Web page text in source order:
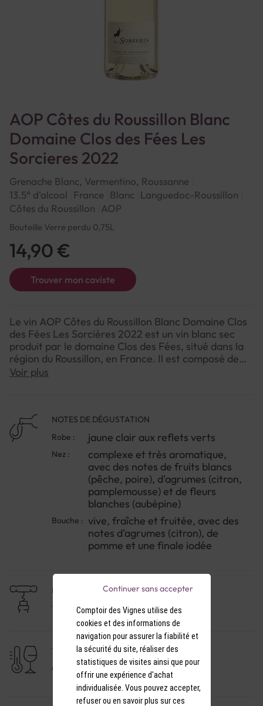
AOP Côtes du Roussillon Blanc
Domaine Clos des Fées Les
Sorcieres 2022
Grenache Blanc, Vermentino, Roussanne
13.5° d'alcool
France Blanc
Languedoc-Roussillon
Côtes du Roussillon AOP
Bouteille Verre perdu 0,75L
Trouver mon caviste
14,90 €
Le vin AOP Côtes du Roussillon Blanc Domaine Clos
des Fées Les Sorcières 2022 est un vin blanc sec
produit par le domaine Clos des Fées, situé dans la
région du Roussillon, en France. Il est composé de
trois cépages principaux : le vermentino (50 %), la
nez est complexe et très aromatique, avec des
notes de fruits blancs (pêche, poire), d'agrumes
(citron, pamplemousse) et de fleurs blanches
(aubépine). La bouche est vive, fraîche et fruitée,
avec des notes d'agrumes (citron), de pomme et une
Voir plus
NOTES DE DÉGUSTATION
Robe :
jaune clair aux reflets verts
Nez :
complexe et très aromatique,
avec des notes de fruits blancs
(pêche, poire), d'agrumes (citron,
pamplemousse) et de fleurs
blanches (aubépine)
Bouche : vive, fraîche et fruitée, avec des
notes d'agrumes (citron), de
pomme et une finale iodée
NIVEAU DE GARDE
1 à 3 ans
TEMPÉRATURE DE SERVICE
9-10°C
Comptoir des Vignes utilise des
cookies et des informations de
navigation pour assurer la fiabilité et
la sécurité du site, réaliser des
statistiques de visites ainsi que pour
offrir une expérience d'achat
individualisée. Vous pouvez accepter,
refuser ou en savoir plus sur ces
Continuer sans accepter